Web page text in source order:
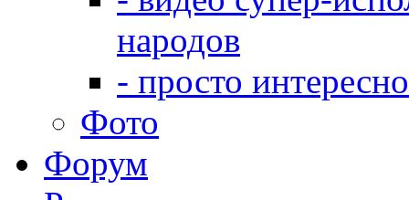
народов
- просто
Фото
Форум